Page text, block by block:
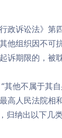
政诉讼法》第
他组织因不可
诉期限的，被
其他不属于其
高人民法院相
，归纳出以下几